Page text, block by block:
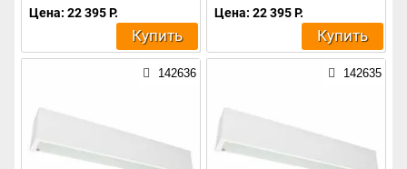
Цена: 22 395 Р.
Купить
Цена: 22 395 Р.
Купить
142636 142635